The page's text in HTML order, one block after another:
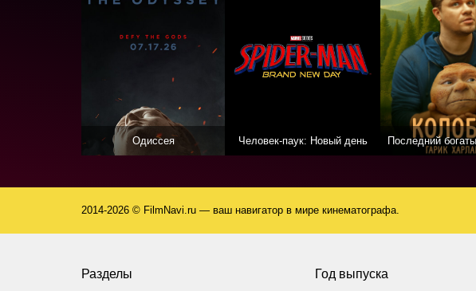
Одиссея Человек-паук: Новый день
2014-2026 © FilmNavi.ru — ваш навигатор в мире кинематографа.
Разделы Год выпуска